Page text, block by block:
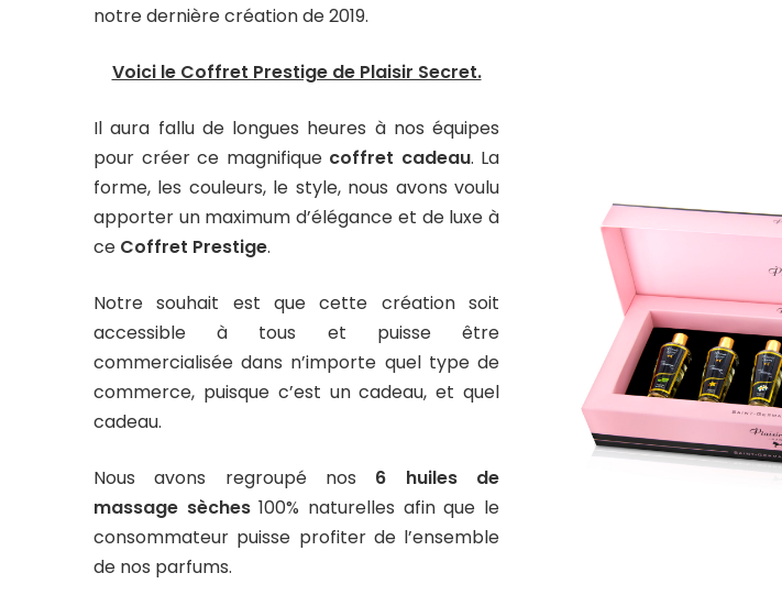
notre dernière création de 2019.
Voici le Coffret Prestige de Plaisir Secret.
Il aura fallu de longues heures à nos équipes
pour créer ce magnifique coffret cadeau. La
forme, les couleurs, le style, nous avons voulu
apporter un maximum d’élégance et de luxe à
ce Coffret Prestige.
Notre souhait est que cette création soit
accessible à tous et puisse être
commercialisée dans n’importe quel type de
commerce, puisque c’est un cadeau, et quel
cadeau.
Nous avons regroupé nos 6 huiles de
massage sèches100% naturelles afin que le
consommateur puisse profiter de l’ensemble
de nos parfums.